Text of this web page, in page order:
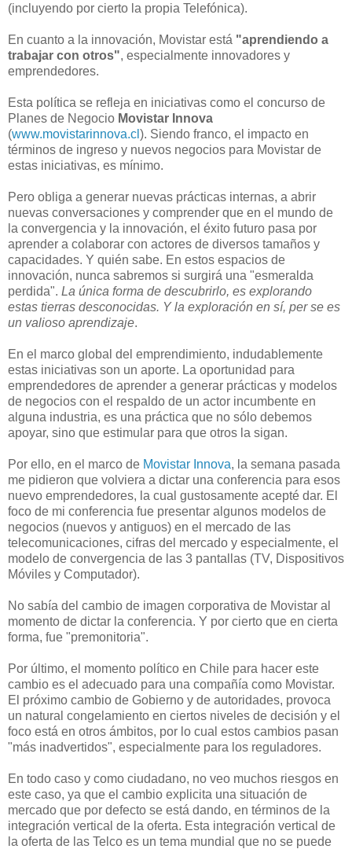
(incluyendo por cierto la propia Telefónica).
En cuanto a la innovación, Movistar está "aprendiendo a
trabajar con otros", especialmente innovadores y
emprendedores.
Esta política se refleja en iniciativas como el concurso de
Planes de Negocio Movistar Innova
(www.movistarinnova.cl ). Siendo franco, el impacto en
términos de ingreso y nuevos negocios para Movistar de
estas iniciativas, es mínimo.
Pero obliga a generar nuevas prácticas internas, a abrir
nuevas conversaciones y comprender que en el mundo de
la convergencia y la innovación, el éxito futuro pasa por
aprender a colaborar con actores de diversos tamaños y
capacidades. Y quién sabe. En estos espacios de
innovación, nunca sabremos si surgirá una "esmeralda
perdida". La única forma de descubrirlo, es explorando
estas tierras desconocidas. Y la exploración en sí, per se es
un valioso aprendizaje.
En el marco global del emprendimiento, indudablemente
estas iniciativas son un aporte. La oportunidad para
emprendedores de aprender a generar prácticas y modelos
de negocios con el respaldo de un actor incumbente en
alguna industria, es una práctica que no sólo debemos
apoyar, sino que estimular para que otros la sigan.
Por ello, en el marco de Movistar Innova, la semana pasada
me pidieron que volviera a dictar una conferencia para esos
nuevo emprendedores, la cual gustosamente acepté dar. El
foco de mi conferencia fue presentar algunos modelos de
negocios (nuevos y antiguos) en el mercado de las
telecomunicaciones, cifras del mercado y especialmente, el
modelo de convergencia de las 3 pantallas (TV, Dispositivos
Móviles y Computador).
No sabía del cambio de imagen corporativa de Movistar al
momento de dictar la conferencia. Y por cierto que en cierta
forma, fue "premonitoria".
Por último, el momento político en Chile para hacer este
cambio es el adecuado para una compañía como Movistar.
El próximo cambio de Gobierno y de autoridades, provoca
un natural congelamiento en ciertos niveles de decisión y el
foco está en otros ámbitos, por lo cual estos cambios pasan
"más inadvertidos", especialmente para los reguladores.
En todo caso y como ciudadano, no veo muchos riesgos en
este caso, ya que el cambio explicita una situación de
mercado que por defecto se está dando, en términos de la
integración vertical de la oferta. Esta integración vertical de
la oferta de las Telco es un tema mundial que no se puede